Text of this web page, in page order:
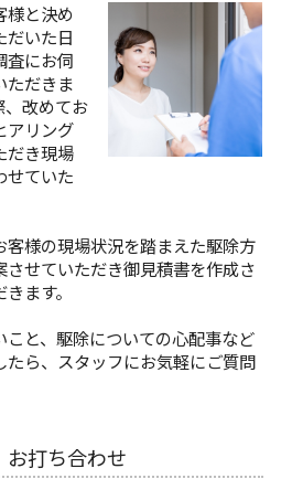
様と決め
だいた日
査にお伺
ただきま
、改めてお
アリング
だき現場
せていた
客様の現場状況を踏まえた駆除方
させていただき御見積書を作成さ
ます。
こと、駆除についての心配事など
たら、スタッフにお気軽にご質問
お打ち合わせ